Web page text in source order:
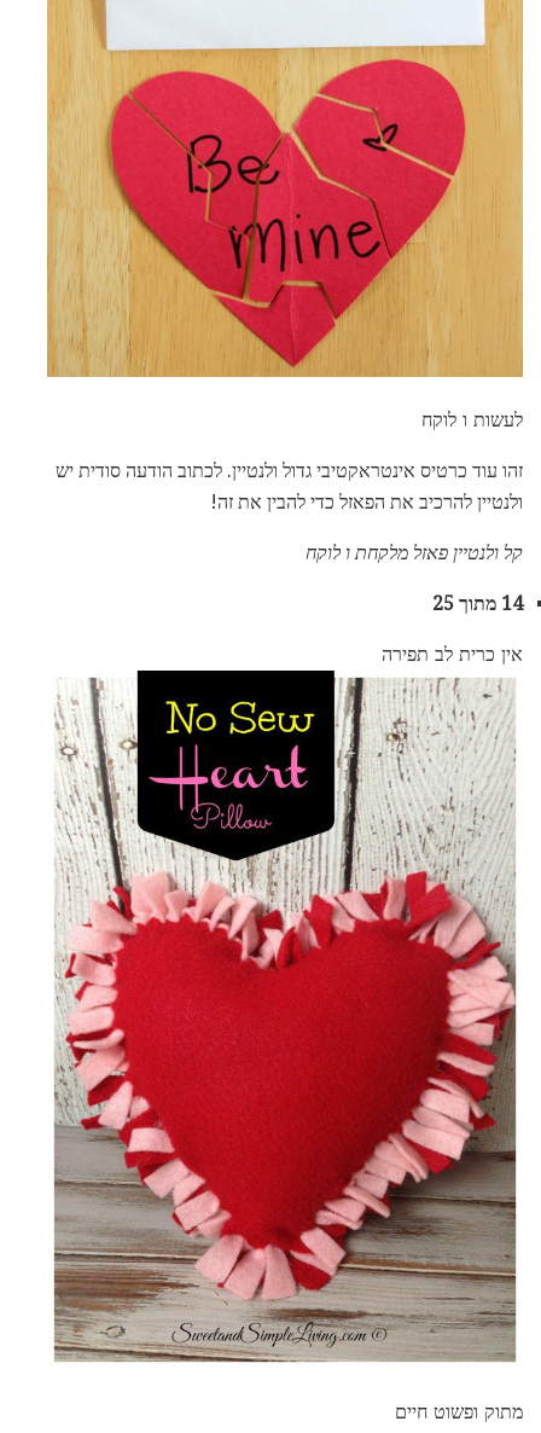
לעשות ו לוקח
זהו עוד כרטיס אינטראקטיבי גדול ולנטיין. לכתוב הודעה סודית יש
ולנטיין להרכיב את הפאזל כדי להבין את זה!
קל ולנטיין פאזל מלקחת ו לוקח
14 מתוך 25
אין כרית לב תפירה
מתוק ופשוט חיים